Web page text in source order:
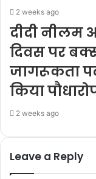
2 weeks ago
दीदी नीलम
दिवस पर
जागरूकता
किया
2 weeks ago
Leave a Reply